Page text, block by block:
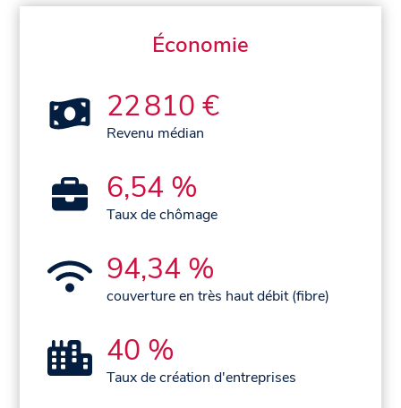
Économie
22 810 €
Revenu médian
6,54 %
Taux de chômage
94,34 %
couverture en très haut débit (fibre)
40 %
Taux de création d'entreprises